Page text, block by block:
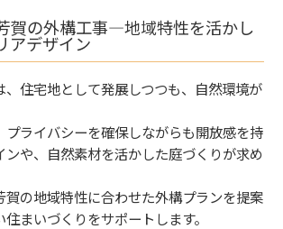
賀の外構工事—地域特性を活かし
アデザイン
、住宅地として発展しつつも、自然環境が
プライバシーを確保しながらも開放感を持
ンや、自然素材を活かした庭づくりが求め
賀の地域特性に合わせた外構プランを提案
まいづくりをサポートします。